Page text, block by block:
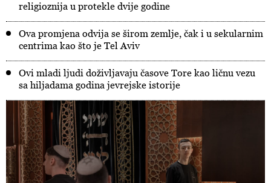
religioznija u protekle dvije godine
Ova promjena odvija se širom zemlje, čak i u sekularnim
centrima kao što je Tel Aviv
Ovi mladi ljudi doživljavaju časove Tore kao ličnu vezu
sa hiljadama godina jevrejske istorije